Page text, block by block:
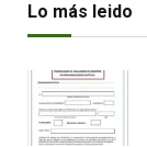
Lo más leido